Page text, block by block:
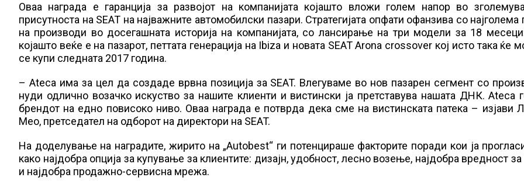
Оваа награда е гаранција за развојот на компанијата којашто вложи голем напор во
присутноста на SEAT на најважните автомобилски пазари. Стратегијата опфати офанзива со најголема
на производи во досегашната историја на компанијата, со лансирање на три модели за 18
којашто веќе е на пазарот, петтата генерација на Ibiza и новата SEAT Arona crossover кој исто така ќе
се купи следната 2017 година.
– Ateca има за цел да создаде врвна позиција за SEAT. Влегуваме во нов пазарен сегмент со
нуди одлично возачко искуство за нашите клиенти и вистински ја претставува нашата ДНК. Ateca
брендот на едно повисоко ниво. Оваа награда е потврда дека сме на вистинската патека – изјави
Мео, претседател на одборот на директори на SEAT.
На доделување на наградите, жирито на „Autobest“ ги потенцираше факторите поради кои ја
како најдобра опција за купување за клиентите: дизајн, удобност, лесно возење, најдобра вредност за
и најдобра продажно-сервисна мрежа.